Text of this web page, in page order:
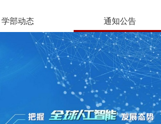
学部动态 通知公告